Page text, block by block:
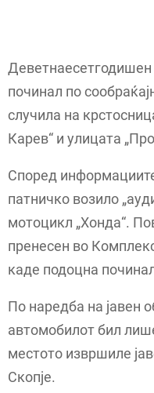
Деветнаесетгодишен
починал по
случила на
Карев“ и улицата
Според
патничко возило
мотоцикл „Хонда“.
пренесен во
каде подоцна
По наредба на јавен
автомобилот бил
местото извршиле
Скопје.